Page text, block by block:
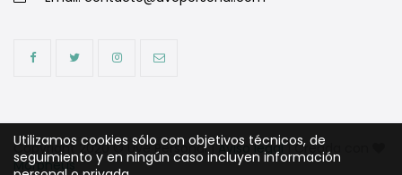
Copyright 2020 © Uve Personal |Aviso legal| Creada con
Morpheus
Utilizamos cookies sólo con objetivos técnicos, de
seguimiento y en ningún caso incluyen información